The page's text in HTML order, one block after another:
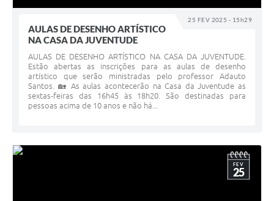
25 FEV 2025 - 15h29
AULAS DE DESENHO ARTÍSTICO
NA CASA DA JUVENTUDE
AULAS DE DESENHO ARTÍSTICO NA CASA DA JUVENTUDE.
Estão abertas as inscrições para as aulas de desenho
artístico que serão ministradas pelo professor Adauto
Santos. 🏡 As aulas acontecerão na Casa da Juventude as
sextas-feiras das 16h45 às 18h20. São destinadas para
pessoas acima de 10 anos e não há...
FEV
25